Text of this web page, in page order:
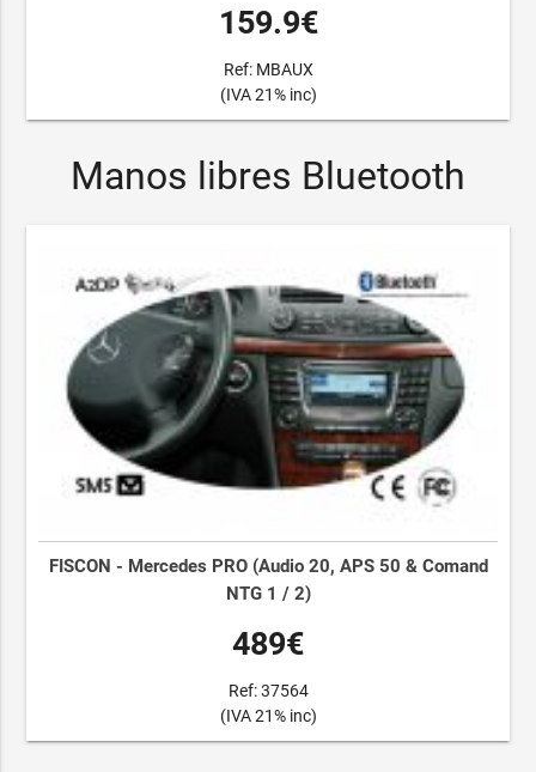
159.9€
Ref: MBAUX
(IVA 21% inc)
Manos libres Bluetooth
FISCON - Mercedes PRO (Audio 20, APS 50 & Comand
NTG 1 / 2)
489€
Ref: 37564
(IVA 21% inc)